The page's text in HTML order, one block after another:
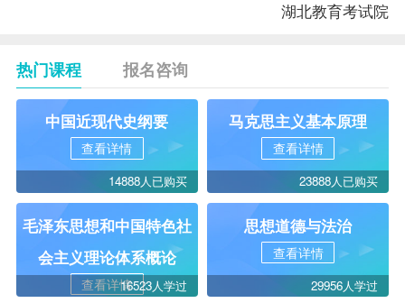
湖北教育考试院
热门课程 报名咨询
中国近现代史纲要
查看详情
14888人已购买
马克思主义基本原理
查看详情
23888人已购买
毛泽东思想和中国特色社
会主义理论体系概论
查看详情16523人学过
思想道德与法治
查看详情
29956人学过